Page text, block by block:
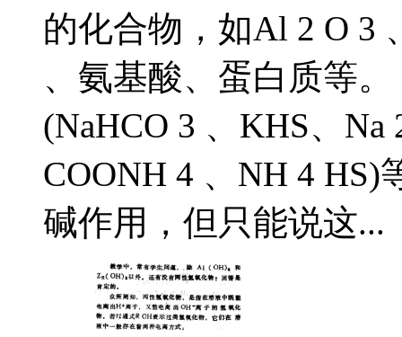
的化合物，如Al 2 O 3
、氨基酸、蛋白质等
(NaHCO 3 、KHS、
COONH 4 、NH 4
碱作用，但只能说这...